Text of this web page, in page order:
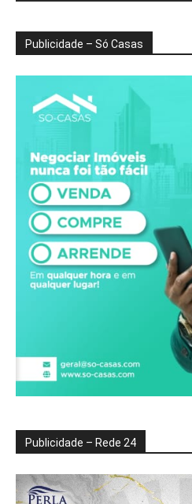
Publicidade – Só Casas
Publicidade – Rede 24